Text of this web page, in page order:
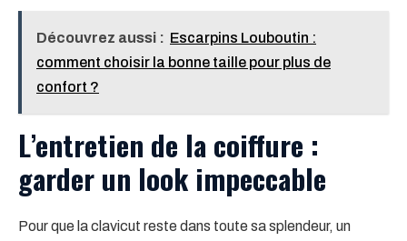
Découvrez aussi : Escarpins Louboutin :
comment choisir la bonne taille pour plus de
confort ?
L’entretien de la coiffure :
garder un look impeccable
Pour que la clavicut reste dans toute sa splendeur, un